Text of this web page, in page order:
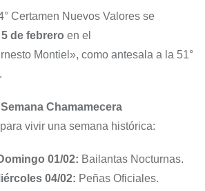
Certamen Nuevos Valores se
de febrero en el
Montiel», como antesala a la 51°
Chamamecera
vivir una semana histórica:
01/02: Bailantas Nocturnas.
04/02: Peñas Oficiales.